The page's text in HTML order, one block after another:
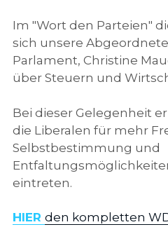
Im "Wort den Parteien"
sich unsere
Parlament, Christine
über Steuern und
Bei dieser Gelegenheit
die Liberalen für mehr
Selbstbestimmung und
eintreten.
HIER den kompletten